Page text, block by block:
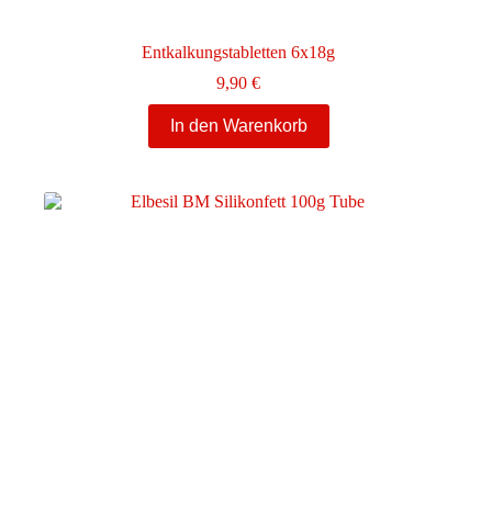
Entkalkungstabletten 6x18g
9,90€
In den Warenkorb